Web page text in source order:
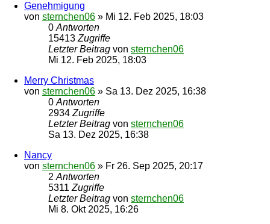
Genehmigung
von sternchen06 » Mi 12. Feb 2025, 18:03
0 Antworten
15413 Zugriffe
Letzter Beitrag von sternchen06
Mi 12. Feb 2025, 18:03
Merry Christmas
von sternchen06 » Sa 13. Dez 2025, 16:38
0 Antworten
2934 Zugriffe
Letzter Beitrag von sternchen06
Sa 13. Dez 2025, 16:38
Nancy
von sternchen06 » Fr 26. Sep 2025, 20:17
2 Antworten
5311 Zugriffe
Letzter Beitrag von sternchen06
Mi 8. Okt 2025, 16:26